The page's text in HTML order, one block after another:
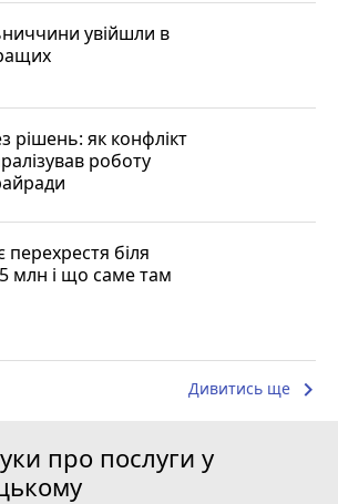
увійшли в
рішень: як конфлікт
роботу
перехрестя біля
млн і що саме там
Дивитись ще keyboard_arrow_right
про послуги у